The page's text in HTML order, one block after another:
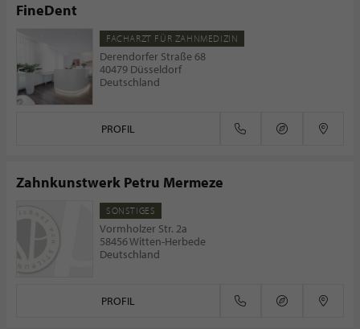
FineDent
FACHARZT FÜR ZAHNMEDIZIN
Derendorfer Straße 68
40479 Düsseldorf
Deutschland
PROFIL
Zahnkunstwerk Petru Mermeze
SONSTIGES
Vormholzer Str. 2a
58456 Witten-Herbede
Deutschland
PROFIL